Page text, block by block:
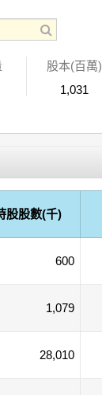
股本(百萬)
1,031
股股數(千)
600
1,079
28,010